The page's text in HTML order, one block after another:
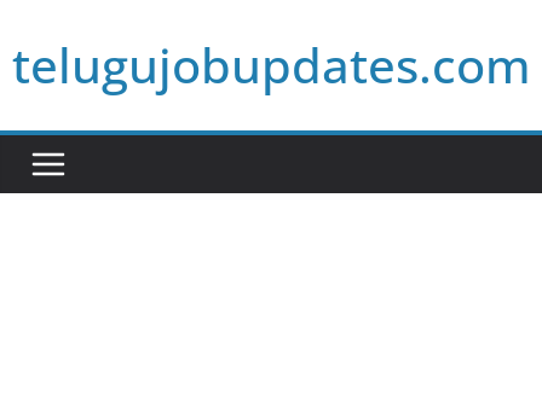
to
content
telugujobupdates.com